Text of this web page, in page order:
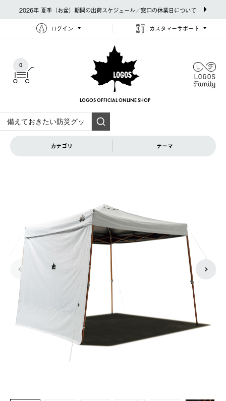
2026年 夏季（お盆）期間の出荷スケジュール／窓口の休業日について
ログイン カスタマーサポート
0
LOGOS OFFICIAL ONLINE SHOP
カテゴリ テーマ